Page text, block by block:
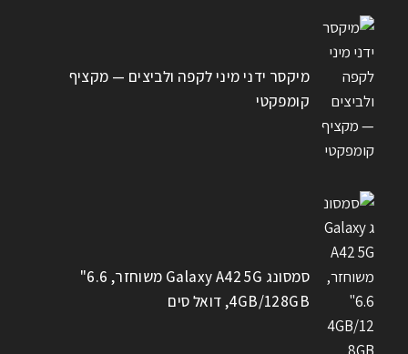
מיקסר ידני מיני לקפה ולביצים — מקציף
קומפקטי
סמסונג Galaxy A42 5G משוחזר, 6.6"
4GB/128GB, דואל סים